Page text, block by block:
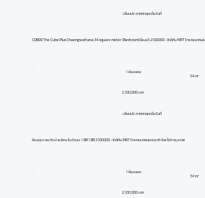
เลื่อนประกาศล่าสุดเมื่อวันที่
CONDO The Cube Plus Chaengwattana 34 square meter 1Bedroom1ห้องน้ำ 2100000 - ใกล้กับ MRT โทรคมนาคม
2,100,000 บาท
1 ห้องนอน
34 m²
เลื่อนประกาศล่าสุดเมื่อวันที่
ห้องชุด เดอะคิวบ์ พลัส แจ้งวัฒนะ 1 BR 1 BR 2100000 - ใกล้กับ MRT โทรคมนาคมแห่งชาติ ดีลเด็ด! กรุงเทพ
2,100,000 บาท
1 ห้องนอน
34 m²